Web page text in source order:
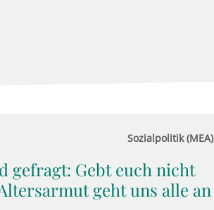
Sozialpolitik (MEA)
gefragt: Gebt euch nicht
geht uns alle an